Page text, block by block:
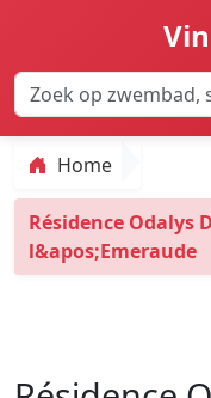
Home
Résidence Odalys
l&apos;Emeraude